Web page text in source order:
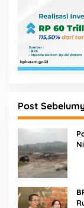
Post